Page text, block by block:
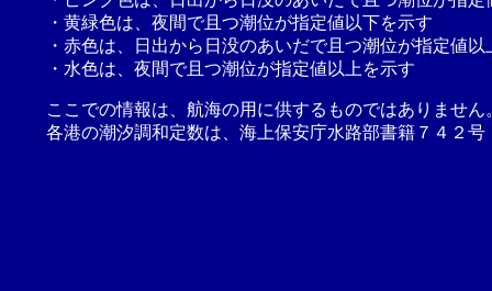
・黄緑色は、夜間で且つ潮位が指定値以下を示す
・赤色は、日出から日没のあいだで且つ潮位が指定値以
・水色は、夜間で且つ潮位が指定値以上を示す
ここでの情報は、航海の用に供するものではありませ
各港の潮汐調和定数は、海上保安庁水路部書籍７４２